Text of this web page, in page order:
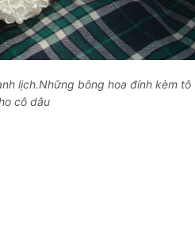
lịch.Những bông hoa đính kèm tô
cô dâu